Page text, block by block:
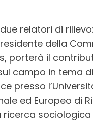
relatori di rilievo:
della
porterà il
campo in tema
presso
ed Europeo di